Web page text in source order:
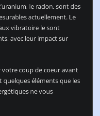
le radon, sont des
actuellement. Le
vibratoire le sont
avec leur impact sur
votre coup de coeur avant
quelques éléments que les
ne vous